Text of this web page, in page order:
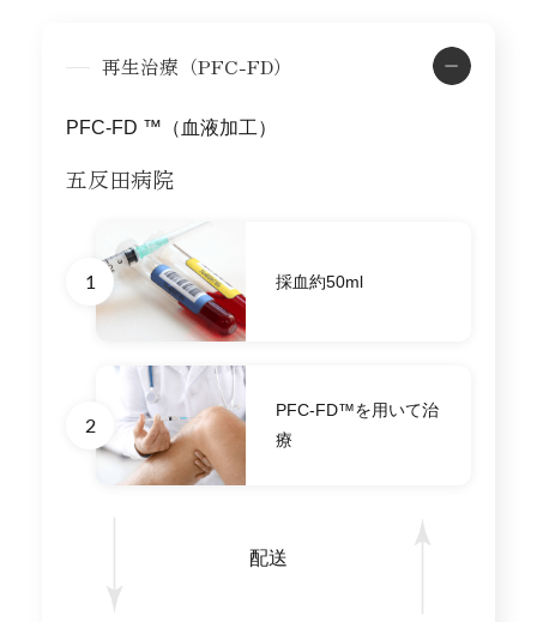
再生治療（PFC-FD）
PFC-FD ™（血液加工）
五反田病院
1 採血約50ml
2
PFC-FD™を用いて治
療
配送